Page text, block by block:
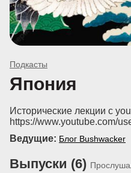
Подкасты
Япония
Исторические лекции с
https://www.youtube.com/
Ведущие: Блог Bushwacker
Выпуски (6)